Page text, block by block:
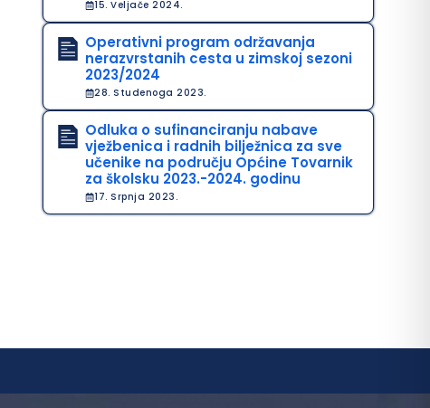
15. Veljače 2024.
Operativni program održavanja
nerazvrstanih cesta u zimskoj sezoni
2023/2024
28. Studenoga 2023.
Odluka o sufinanciranju nabave
vježbenica i radnih bilježnica za sve
učenike na području Općine Tovarnik
za školsku 2023.-2024. godinu
17. Srpnja 2023.